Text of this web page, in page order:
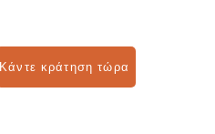
Κάντε κράτηση τώρα